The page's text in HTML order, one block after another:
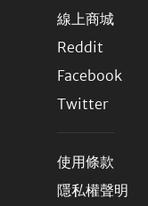
線上商城
Reddit
Facebook
Twitter
使用條款
隱私權聲明